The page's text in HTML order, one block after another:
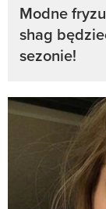
Modne
shag
sezonie!